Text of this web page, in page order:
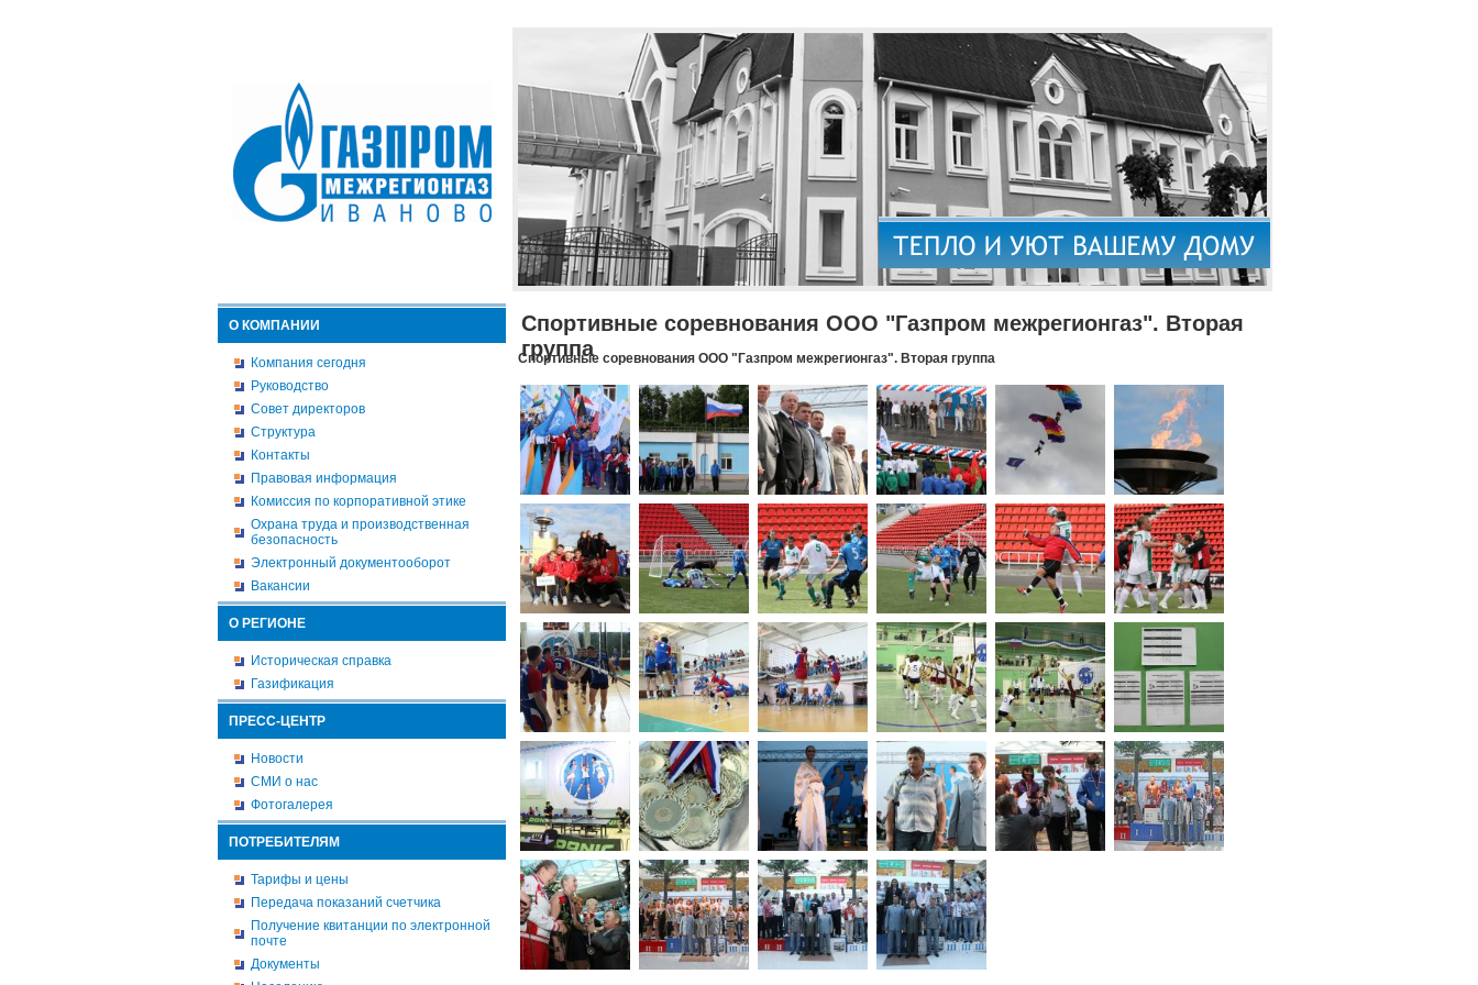
О КОМПАНИИ
Компания сегодня
Руководство
Совет директоров
Структура
Контакты
Правовая информация
Комиссия по корпоративной этике
Охрана труда и производственная
безопасность
Электронный документооборот
Вакансии
О РЕГИОНЕ
Историческая справка
Газификация
ПРЕСС-ЦЕНТР
Новости
СМИ о нас
Фотогалерея
ПОТРЕБИТЕЛЯМ
Тарифы и цены
Передача показаний счетчика
Получение квитанции по электронной
почте
Документы
Спортивные соревнования ООО "Газпром межрегионгаз". Вторая
группа
Спортивные соревнования ООО "Газпром межрегионгаз". Вторая группа